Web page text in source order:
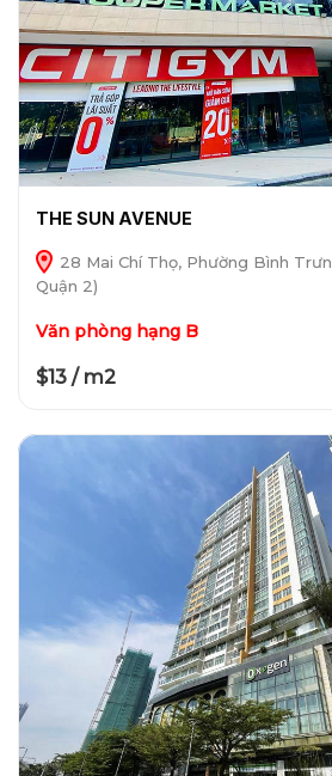
THE SUN AVENUE
28 Mai Chí Thọ, Phường Bình
Quận 2)
Văn phòng hạng B
$13 / m2